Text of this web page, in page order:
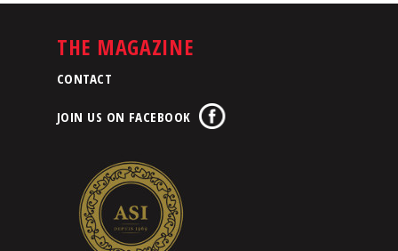
THE MAGAZINE
CONTACT
JOIN US ON FACEBOOK